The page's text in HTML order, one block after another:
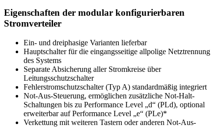
Eigenschaften der modular konfigurierbaren
Stromverteiler
Ein- und dreiphasige Varianten lieferbar
Hauptschalter für die eingangsseitige allpolige Netztrennung
des Systems
Separate Absicherung aller Stromkreise über
Leitungsschutzschalter
Fehlerstromschutzschalter (Typ A) standardmäßig integriert
Not-Aus-Steuerung, ermöglichen zusätzliche Not-Halt-
Schaltungen bis zu Performance Level „d“ (PLd), optional
erweiterbar auf Performance Level „e“ (PLe)*
Verkettung mit weiteren Tastern oder anderen Not-Aus-